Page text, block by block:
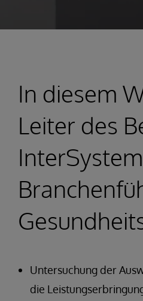
In diesem
Leiter des
Untersuchung der
die